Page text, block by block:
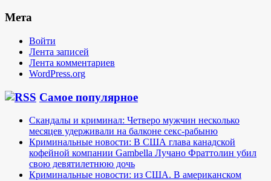
Мета
Войти
Лента записей
Лента комментариев
WordPress.org
Самое популярное
Скандалы и криминал: Четверо мужчин несколько
месяцев удерживали на балконе секс-рабыню
Криминальные новости: В США глава канадской
кофейной компании Gambella Лучано Фраттолин убил
свою девятилетнюю дочь
Криминальные новости: из США. В американском